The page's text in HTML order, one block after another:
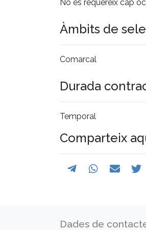
No es requereix cap
Àmbits de
Comarcal
Durada
Temporal
Comparteix
Dades de